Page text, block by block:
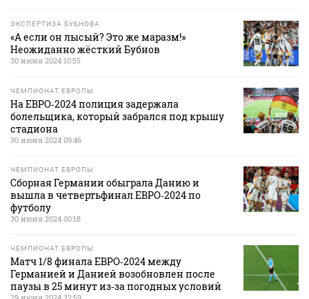
ЭКСПЕРТИЗА БУБНОВА
«А если он лысый? Это же маразм!»
Неожиданно жёсткий Бубнов
30 июня 2024 10:55
ЧЕМПИОНАТ ЕВРОПЫ
На ЕВРО‑2024 полиция задержала
болельщика, который забрался под крышу
стадиона
30 июня 2024 09:46
ЧЕМПИОНАТ ЕВРОПЫ
Сборная Германии обыграла Данию и
вышла в четвертьфинал ЕВРО‑2024 по
футболу
30 июня 2024 00:18
ЧЕМПИОНАТ ЕВРОПЫ
Матч 1/8 финала ЕВРО‑2024 между
Германией и Данией возобновлен после
паузы в 25 минут из‑за погодных условий